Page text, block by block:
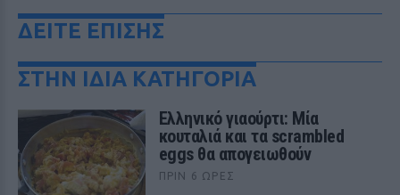
ΔΕΙΤΕ ΕΠΙΣΗΣ
ΣΤΗΝ ΙΔΙΑ ΚΑΤΗΓΟΡΙΑ
Ελληνικό γιαούρτι: Μία
κουταλιά και τα scrambled
eggs θα απογειωθούν
ΠΡΙΝ 6 ΏΡΕΣ